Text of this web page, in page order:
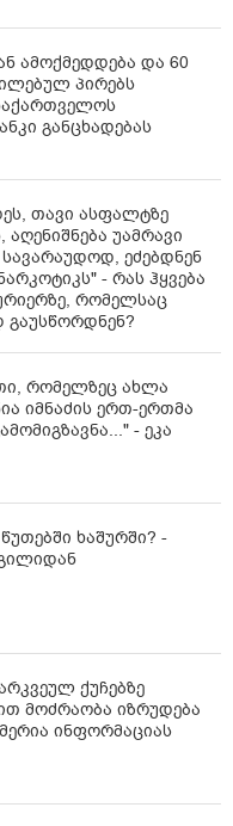
ამოქმედდება და 60
პირებს
განცხადებას
თავი ასფალტზე
აღენიშნება უამრავი
სავარაუდოდ, ეძებდნენ
- რას ჰყვება
რომელსაც
რომელზეც ახლა
იმნაძის ერთ-ერთმა
- ეკა
ხაშურში? -
ქუჩებზე
მოძრაობა იზრუდება
ინფორმაციას